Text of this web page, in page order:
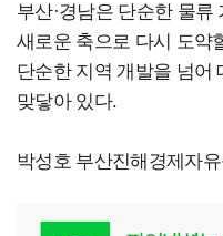
부산·경남은 단순한 물류
새로운 축으로 다시 도약
단순한 지역 개발을 넘어
맞닿아 있다.
박성호 부산진해경제자